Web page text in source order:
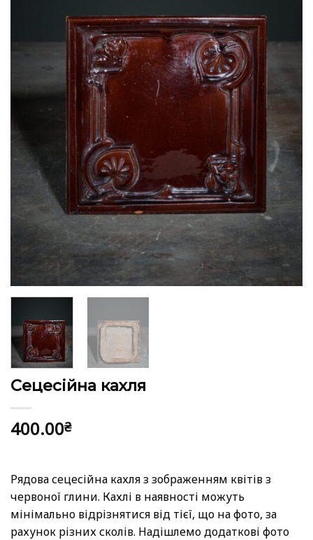
Сецесійна кахля
400.00₴
Рядова сецесійна кахля з зображенням квітів з
червоної глини. Кахлі в наявності можуть
мінімально відрізнятися від тієї, що на фото, за
рахунок різних сколів. Надішлемо додаткові фото